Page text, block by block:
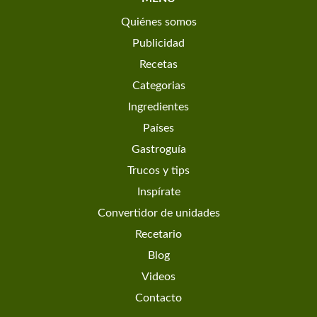
Quiénes somos
Publicidad
Recetas
Categorias
Ingredientes
Países
Gastroguía
Trucos y tips
Inspírate
Convertidor de unidades
Recetario
Blog
Videos
Contacto